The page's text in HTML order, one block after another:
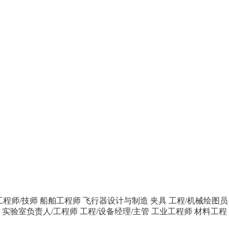
程师/技师 船舶工程师 飞行器设计与制造 夹具 工程/机械绘图员
实验室负责人/工程师 工程/设备经理/主管 工业工程师 材料工程